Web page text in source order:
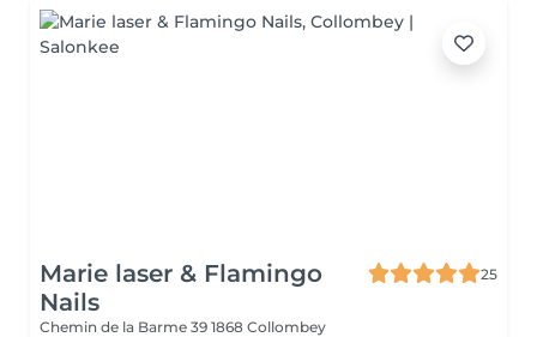
Marie laser & Flamingo
Nails
25
Chemin de la Barme 39 1868 Collombey